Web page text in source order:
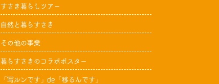
すさき暮らしツアー
自然と暮らすさき
その他の事業
暮らすさきのコラボポスター
「写ルンです」de「移るんです」